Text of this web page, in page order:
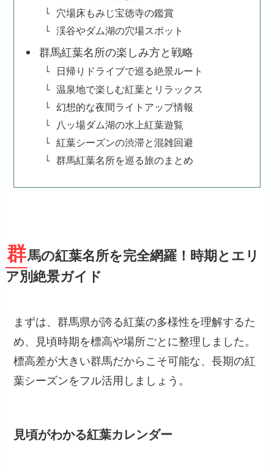
穴場床もみじ宝徳寺の鑑賞
渓谷やダム湖の穴場スポット
群馬紅葉名所の楽しみ方と戦略
日帰りドライブで巡る絶景ルート
温泉地で楽しむ紅葉とリラックス
幻想的な夜間ライトアップ情報
八ッ場ダム湖の水上紅葉遊覧
紅葉シーズンの渋滞と混雑回避
群馬紅葉名所を巡る旅のまとめ
群馬の紅葉名所を完全網羅！時期とエリ
ア別絶景ガイド
まずは、群馬県が誇る紅葉の多様性を理解するた
め、見頃時期を標高や場所ごとに整理しました。
標高差が大きい群馬だからこそ可能な、長期の紅
葉シーズンをフル活用しましょう。
見頃がわかる紅葉カレンダー